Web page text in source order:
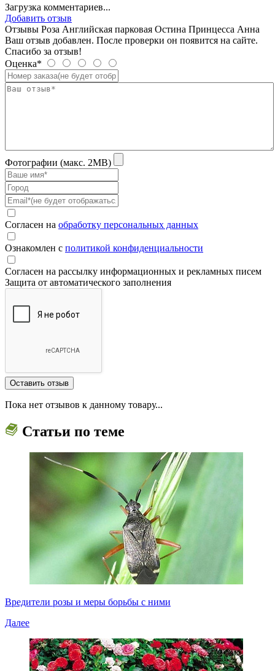
Загрузка комментариев...
Добавить отзыв
Отзывы Роза Английская парковая Остина Принцесса Анна
Ваш отзыв добавлен. После проверки он появится на сайте.
Спасибо за отзыв!
Оценка*
Фотографии (макс. 2MB)
Согласен на обработку персональных данных
Ознакомлен с политикой конфиденциальности
Согласен на рассылку информационных и рекламных писем
Защита от автоматического заполнения
Пока нет отзывов к данному товару...
Статьи по теме
Вредители розы и меры борьбы с ними
Далее